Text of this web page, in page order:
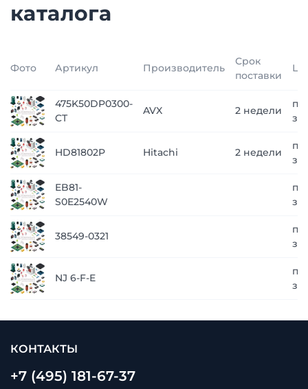
каталога
Фото Артикул Производитель
Срок
поставки
475K50DP0300-
CT
AVX 2 недели
по
HD81802P Hitachi 2 недели
по
EB81-
S0E2540W
по
38549-0321
по
NJ 6-F-E
по
КОНТАКТЫ
+7 (495) 181-67-37